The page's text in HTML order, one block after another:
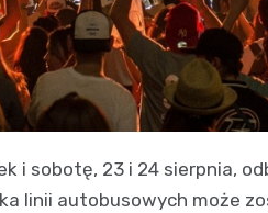
i sobotę, 23 i 24 sierpnia,
linii autobusowych może